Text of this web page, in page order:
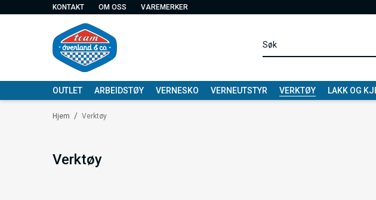
KONTAKT OM OSS VAREMERKER
OUTLET ARBEIDSTØY VERNESKO VERNEUTSTYR VERKTØY LAKK OG
/
Hjem Verktøy
Verktøy